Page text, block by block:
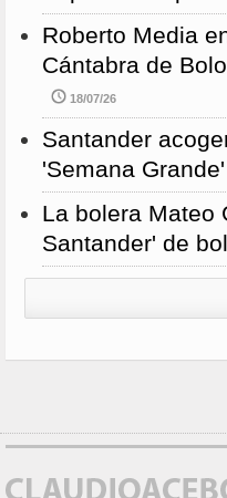
Roberto Media
Cántabra de
18/07/26
Santander
'Semana Grande'
La bolera Mateo
Santander' de